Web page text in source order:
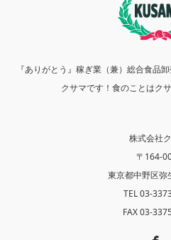
『ありがとう』稼ぎ業（兼）総合食
クサマです！食のことはク
株式会社
〒164-
東京都中野区弥
TEL 03-
FAX 03-